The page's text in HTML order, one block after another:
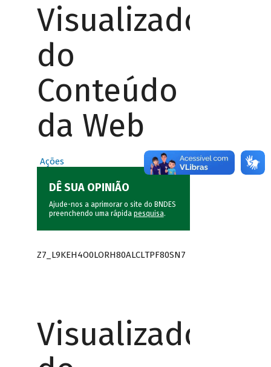
Visualizador
do
Conteúdo
da Web
Ações
DÊ SUA OPINIÃO
Ajude-nos a aprimorar o site do BNDES
preenchendo uma rápida pesquisa.
Z7_L9KEH4O0LORH80ALCLTPF80SN7
Visualizador